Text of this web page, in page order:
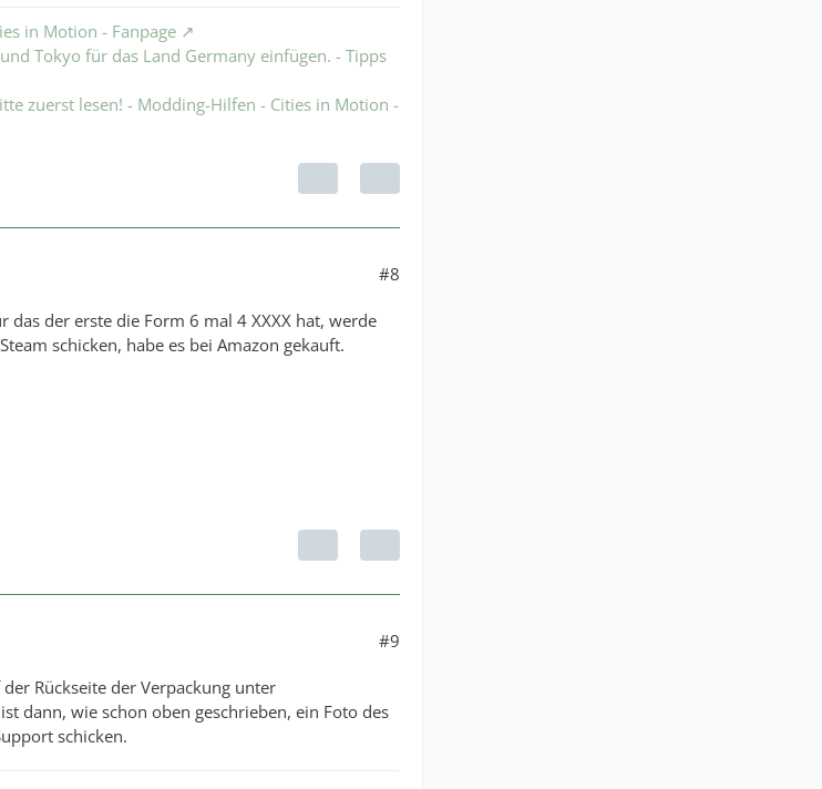
in Motion - Fanpage
Tokyo für das Land Germany einfügen. - Tipps
zuerst lesen! - Modding-Hilfen - Cities in Motion -
#8
das der erste die Form 6 mal 4 XXXX hat, werde
schicken, habe es bei Amazon gekauft.
#9
Rückseite der Verpackung unter
dann, wie schon oben geschrieben, ein Foto des
schicken.